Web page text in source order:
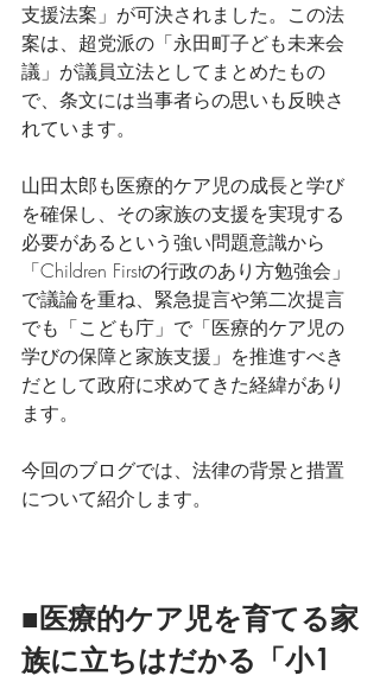
支援法案」が可決されました。この法
案は、超党派の「永田町子ども未来会
議」が議員立法としてまとめたもの
で、条文には当事者らの思いも反映さ
れています。
山田太郎も医療的ケア児の成長と学び
を確保し、その家族の支援を実現する
必要があるという強い問題意識から
「Children Firstの行政のあり方勉強会」
で議論を重ね、緊急提言や第二次提言
でも「こども庁」で「医療的ケア児の
学びの保障と家族支援」を推進すべき
だとして政府に求めてきた経緯があり
ます。
今回のブログでは、法律の背景と措置
について紹介します。
■医療的ケア児を育てる家
族に立ちはだかる「小1